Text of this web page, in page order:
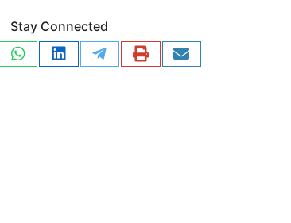
Stay Connected